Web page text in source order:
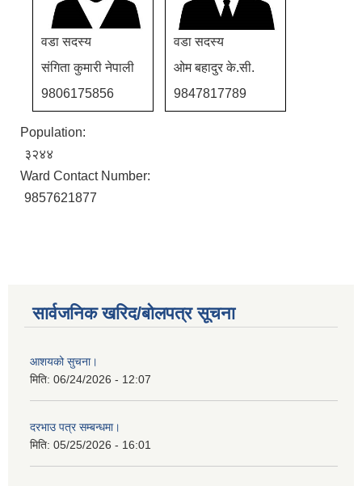
वडा सदस्य
संगिता कुमारी नेपाली
9806175856
वडा सदस्य
ओम बहादुर के.सी.
9847817789
Population:
३२४४
Ward Contact Number:
9857621877
सार्वजनिक खरिद/बोलपत्र सूचना
आशयको सुचना।
मिति: 06/24/2026 - 12:07
दरभाउ पत्र सम्बन्धमा।
मिति: 05/25/2026 - 16:01